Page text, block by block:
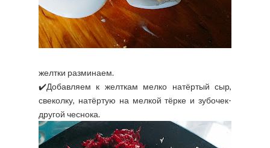
желтки разминаем.
✔️Добавляем к желткам мелко натёртый сыр,
свеколку, натёртую на мелкой тёрке и зубочек-
другой чеснока.